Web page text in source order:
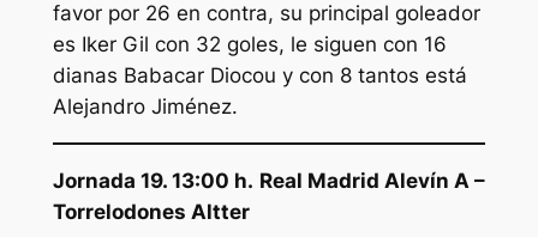
favor por 26 en contra, su principal goleador
es Iker Gil con 32 goles, le siguen con 16
dianas Babacar Diocou y con 8 tantos está
Alejandro Jiménez.
Jornada 19. 13:00 h. Real Madrid Alevín A –
Torrelodones Altter